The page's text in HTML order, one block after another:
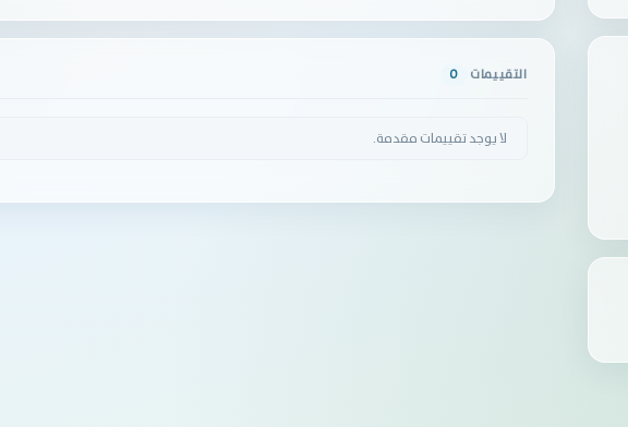
التقييمات 0
لا يوجد تقييمات مقدمة.